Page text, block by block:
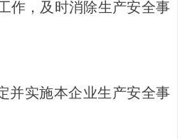
作，及时消除生产安全事
实施本企业生产安全事